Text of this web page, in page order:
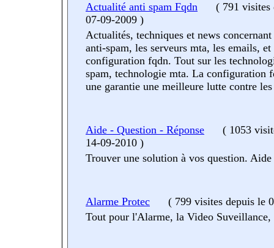
Actualité anti spam Fqdn ( 791 visites
07-09-2009 )
Actualités, techniques et news
anti-spam, les serveurs mta, les emails, et
configuration fqdn. Tout sur les
spam, technologie mta. La configuration
une garantie une meilleure lutte contre les
Aide - Question - Réponse ( 1053
14-09-2010 )
Trouver une solution à vos question.
Alarme Protec ( 799 visites depuis le
Tout pour l'Alarme, la Video Suveillance,